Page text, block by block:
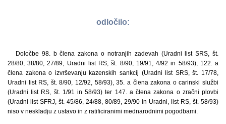
odločilo:
Določbe 98. b člena zakona o notranjih zadevah (Uradni list SRS, št.
28/80, 38/80, 27/89, Uradni list RS, št. 8/90, 19/91, 4/92 in 58/93), 122. a
člena zakona o izvrševanju kazenskih sankcij (Uradni list SRS, št. 17/78,
Uradni list RS, št. 8/90, 12/92, 58/93), 35. a člena zakona o carinski službi
(Uradni list RS, št. 1/91 in 58/93) ter 147. a člena zakona o zračni plovbi
(Uradni list SFRJ, št. 45/86, 24/88, 80/89, 29/90 in Uradni, list RS, št. 58/93)
niso v neskladju z ustavo in z ratificiranimi mednarodnimi pogodbami.